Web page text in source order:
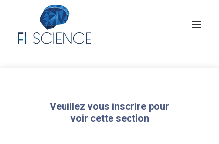
Veuillez vous inscrire pour
voir cette section